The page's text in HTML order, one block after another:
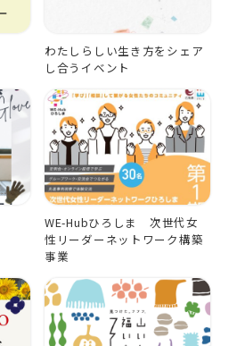
わたしらしい生き方をシェア
し合うイベント
WE-Hubひろしま 次世代女
性リーダーネットワーク構築
事業